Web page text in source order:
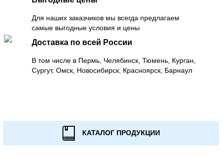
Для наших заказчиков мы всегда предлагаем
самые выгодные условия и цены
Доставка по всей России
В том числе в Пермь, Челябинск, Тюмень, Курган,
Сургут, Омск, Новосибирск, Красноярск, Барнаул
КАТАЛОГ ПРОДУКЦИИ